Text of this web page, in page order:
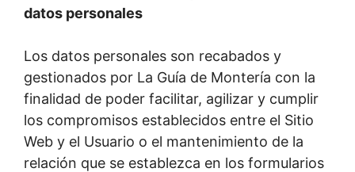
datos personales
Los datos personales son recabados y
gestionados por La Guía de Montería con la
finalidad de poder facilitar, agilizar y cumplir
los compromisos establecidos entre el Sitio
Web y el Usuario o el mantenimiento de la
relación que se establezca en los formularios